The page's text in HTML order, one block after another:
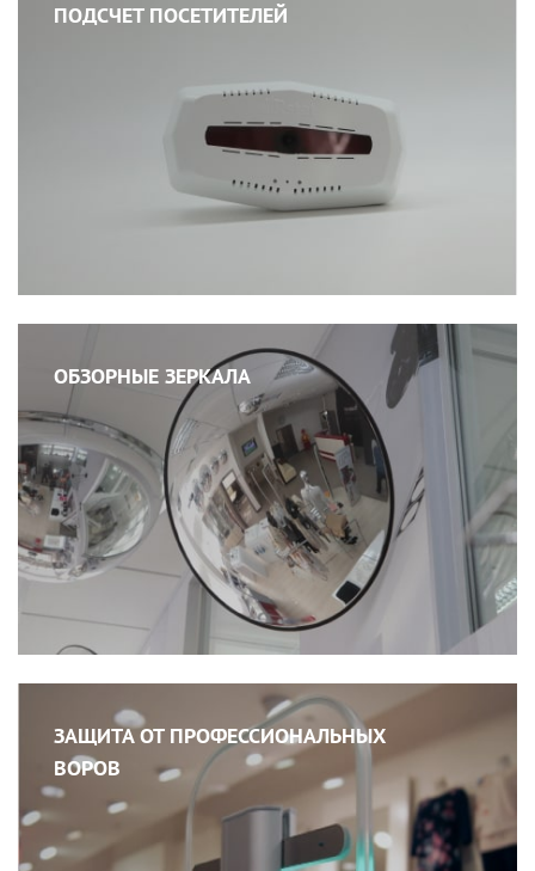
ПОДСЧЕТ ПОСЕТИТЕЛЕЙ
ОБЗОРНЫЕ ЗЕРКАЛА
ЗАЩИТА ОТ ПРОФЕССИОНАЛЬНЫХ
ВОРОВ